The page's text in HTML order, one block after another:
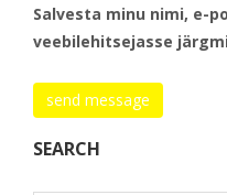
Salvesta minu nimi, e-
veebilehitsejasse
SEARCH